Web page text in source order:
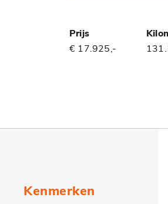
Prijs
€ 17.925,-
Kenmerken